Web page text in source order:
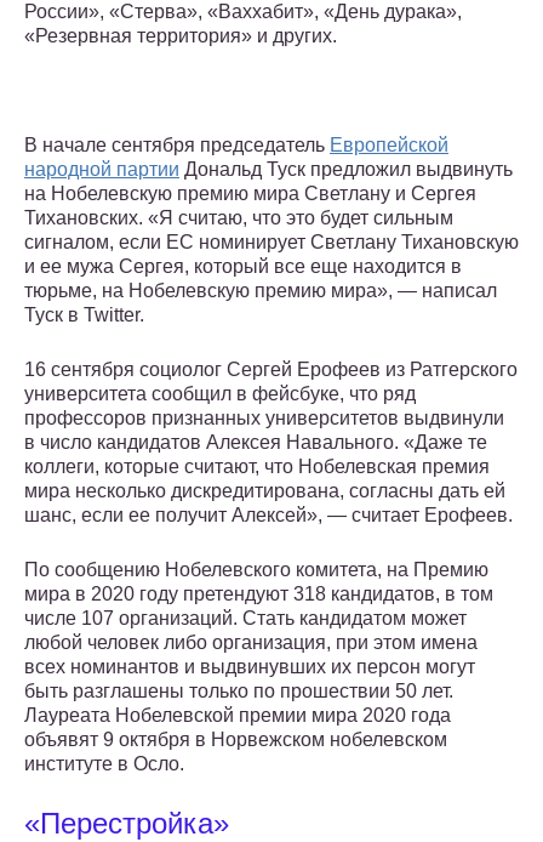
России», «Стерва», «Ваххабит», «День дурака»,
«Резервная территория» и других.
В начале сентября председатель Европейской
народной партии Дональд Туск предложил выдвинуть
на Нобелевскую премию мира Светлану и Сергея
Тихановских. «Я считаю, что это будет сильным
сигналом, если ЕС номинирует Светлану Тихановскую
и ее мужа Сергея, который все еще находится в
тюрьме, на Нобелевскую премию мира», — написал
Туск в Twitter.
16 сентября социолог Сергей Ерофеев из Ратгерского
университета сообщил в фейсбуке, что ряд
профессоров признанных университетов выдвинули
в число кандидатов Алексея Навального. «Даже те
коллеги, которые считают, что Нобелевская премия
мира несколько дискредитирована, согласны дать ей
шанс, если ее получит Алексей», — считает Ерофеев.
По сообщению Нобелевского комитета, на Премию
мира в 2020 году претендуют 318 кандидатов, в том
числе 107 организаций. Стать кандидатом может
любой человек либо организация, при этом имена
всех номинантов и выдвинувших их персон могут
быть разглашены только по прошествии 50 лет.
Лауреата Нобелевской премии мира 2020 года
объявят 9 октября в Норвежском нобелевском
институте в Осло.
«Перестройка»